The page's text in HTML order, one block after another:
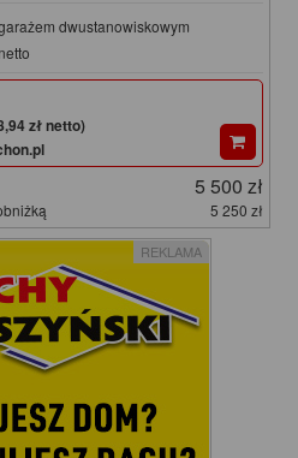
dwustanowiskowym
zł netto)
5 500 zł
5 250 zł
REKLAMA